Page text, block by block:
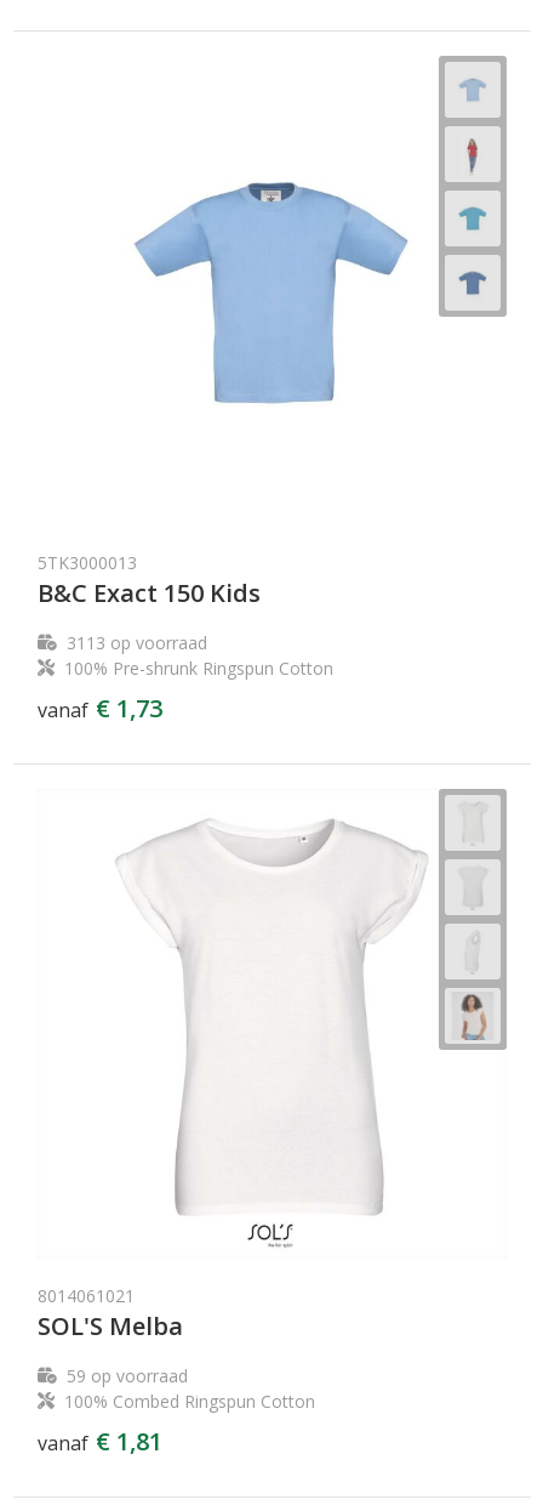
5TK3000013
B&C Exact 150 Kids
3113 op voorraad
100% Pre-shrunk Ringspun Cotton
vanaf € 1,73
8014061021
SOL'S Melba
59 op voorraad
100% Combed Ringspun Cotton
vanaf € 1,81